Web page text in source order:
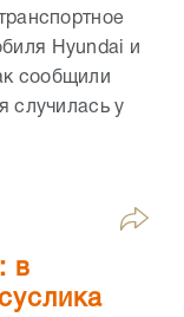
Hyundai и
сообщили
случилась у
в